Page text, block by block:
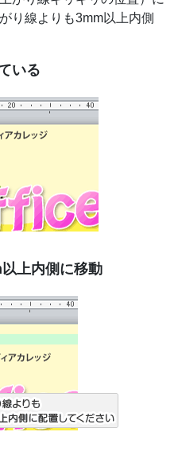
り線よりも3mm以上内側
いる
上内側に移動